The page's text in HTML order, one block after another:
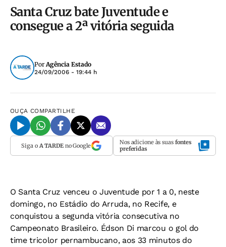
Santa Cruz bate Juventude e
consegue a 2ª vitória seguida
PorAgência Estado
24/09/2006 - 19:44 h
OUÇA COMPARTILHE
Siga o A TARDEno Google Nos adicione às suas fontes
preferidas
O Santa Cruz venceu o Juventude por 1 a 0, neste
domingo, no Estádio do Arruda, no Recife, e
conquistou a segunda vitória consecutiva no
Campeonato Brasileiro. Édson Di marcou o gol do
time tricolor pernambucano, aos 33 minutos do